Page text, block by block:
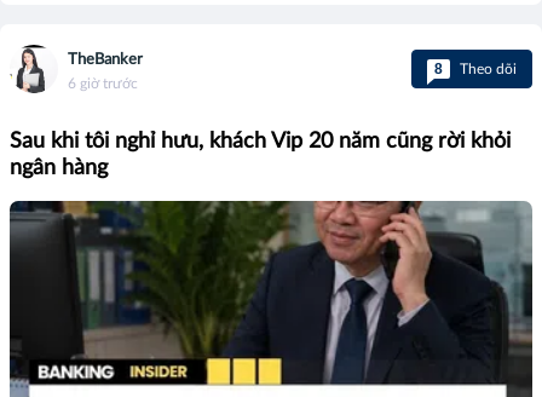
TheBanker
6 giờ trước
8 Theo dõi
Sau khi tôi nghỉ hưu, khách Vip 20 năm cũng rời khỏi
ngân hàng